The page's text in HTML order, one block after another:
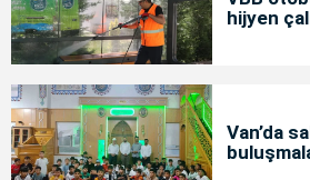
hijyen
Van’da